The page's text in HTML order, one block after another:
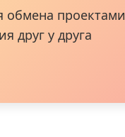
обмена проектами
друг у друга